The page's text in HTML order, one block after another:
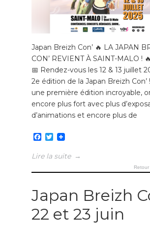
Japan Breizh Con’ 🔥 LA JAPAN
CON’ REVIENT À SAINT-MALO ! 🔥
📅 Rendez-vous les 12 & 13 juillet
2e édition de la Japan Breizh Con’
une première édition incroyable,
encore plus fort avec plus
d’animations et encore plus de
Facebook
Twitter
Lire la suite →
Japan Breizh
22 et 23 juin